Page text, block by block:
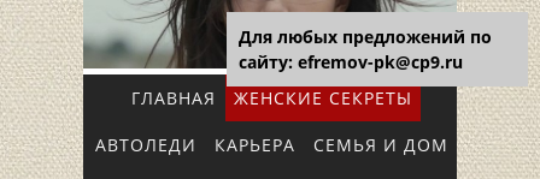
ГЛАВНАЯ ЖЕНСКИЕ СЕКРЕТЫ
АВТОЛЕДИ КАРЬЕРА СЕМЬЯ И ДОМ
Для любых предложений по
сайту: efremov-pk@cp9.ru